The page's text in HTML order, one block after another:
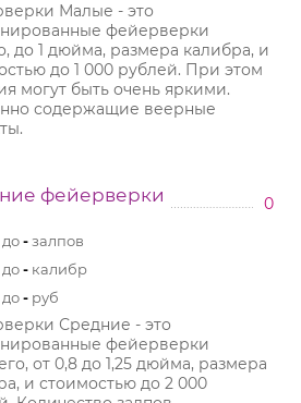
Малые - это
фейерверки
до 1 дюйма, размера калибра, и
до 1 000 рублей. При этом
могут быть очень яркими.
содержащие веерные
фейерверки 0
Средние - это
фейерверки
от 0,8 до 1,25 дюйма, размера
и стоимостью до 2 000
до-залпов
до- калибр
до- руб